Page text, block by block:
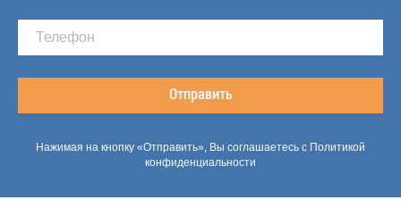
Отправить
Нажимая на кнопку «Отправить», Вы соглашаетесь с Политикой
конфиденциальности